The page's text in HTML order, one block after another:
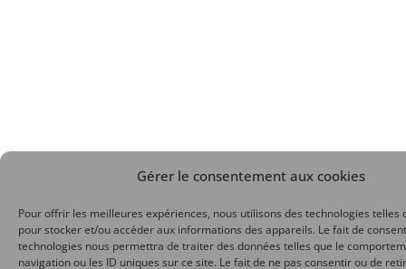
Gérer le consentement aux cookies
Pour offrir les meilleures expériences, nous utilisons des technologies telles
pour stocker et/ou accéder aux informations des appareils. Le fait de
technologies nous permettra de traiter des données telles que le
navigation ou les ID uniques sur ce site. Le fait de ne pas consentir ou de